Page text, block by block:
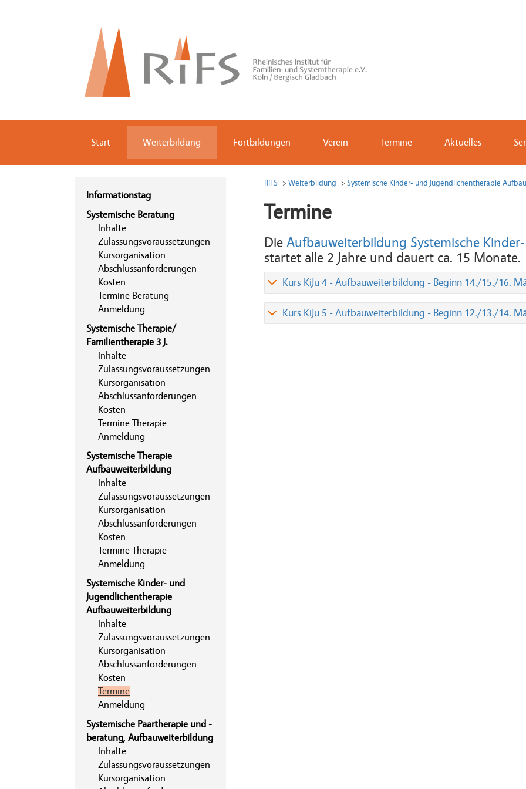
Start Weiterbildung Fortbildungen Verein Termine Aktuelles
RIFS Weiterbildung Systemische Kinder- und Jugendlichentherapie
Termine
Die Aufbauweiterbildung Systemische
startet alle 2 Jahre und dauert ca. 15 Monate.
Kurs KiJu 4 - Aufbauweiterbildung - Beginn 14./15./16.
Kurs KiJu 5 - Aufbauweiterbildung - Beginn 12./13./14.
Informationstag
Systemische Beratung
Inhalte
Zulassungsvoraussetzungen
Kursorganisation
Abschlussanforderungen
Kosten
Termine Beratung
Anmeldung
Systemische Therapie/
Familientherapie 3 J.
Inhalte
Zulassungsvoraussetzungen
Kursorganisation
Abschlussanforderungen
Kosten
Termine Therapie
Anmeldung
Systemische Therapie
Aufbauweiterbildung
Inhalte
Zulassungsvoraussetzungen
Kursorganisation
Abschlussanforderungen
Kosten
Termine Therapie
Anmeldung
Systemische Kinder- und
Jugendlichentherapie
Aufbauweiterbildung
Inhalte
Zulassungsvoraussetzungen
Kursorganisation
Abschlussanforderungen
Kosten
Termine
Anmeldung
Systemische Paartherapie und -
beratung, Aufbauweiterbildung
Inhalte
Zulassungsvoraussetzungen
Kursorganisation